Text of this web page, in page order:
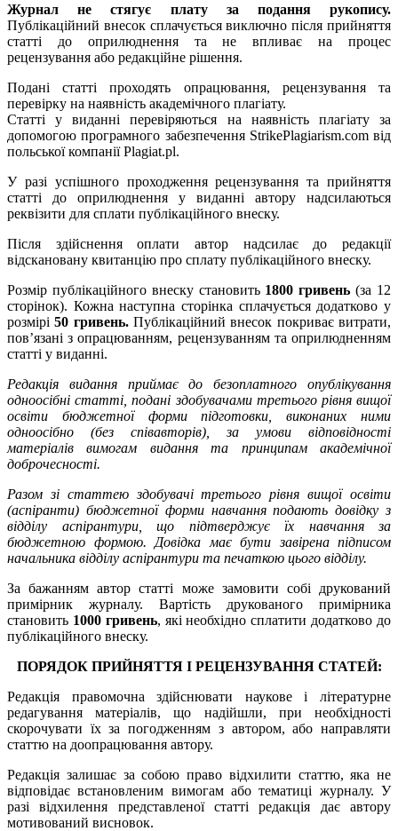
Журнал не стягує плату за подання рукопису.
Публікаційний внесок сплачується виключно після прийняття
статті до оприлюднення та не впливає на процес
рецензування або редакційне рішення.
Подані статті проходять опрацювання, рецензування та
перевірку на наявність академічного плагіату.
Статті у виданні перевіряються на наявність плагіату за
допомогою програмного забезпечення StrikePlagiarism.com від
польської компанії Plagiat.pl.
У разі успішного проходження рецензування та прийняття
статті до оприлюднення у виданні автору надсилаються
реквізити для сплати публікаційного внеску.
Після здійснення оплати автор надсилає до редакції
відскановану квитанцію про сплату публікаційного внеску.
Розмір публікаційного внеску становить 1800 гривень (за 12
сторінок). Кожна наступна сторінка сплачується додатково у
розмірі50 гривень.Публікаційний внесок покриває витрати,
пов’язані з опрацюванням, рецензуванням та оприлюдненням
статті у виданні.
Редакція видання приймає до безоплатного опублікування
одноосібні статті, подані здобувачами третього рівня вищої
освіти бюджетної форми підготовки, виконаних ними
одноосібно (без співавторів), за умови відповідності
матеріалів вимогам видання та принципам академічної
доброчесності.
Разом зі статтею здобувачі третього рівня вищої освіти
(аспіранти) бюджетної форми навчання подають довідку з
відділу аспірантури, що підтверджує їх навчання за
бюджетною формою. Довідка має бути завірена підписом
начальника відділу аспірантури та печаткою цього відділу.
За бажанням автор статті може замовити собі друкований
примірник журналу. Вартість друкованого примірника
становить 1000 гривень, які необхідно сплатити додатково до
публікаційного внеску.
ПОРЯДОК ПРИЙНЯТТЯ І РЕЦЕНЗУВАННЯ СТАТЕЙ:
Редакція правомочна здійснювати наукове і літературне
редагування матеріалів, що надійшли, при необхідності
скорочувати їх за погодженням з автором, або направляти
статтю на доопрацювання автору.
Редакція залишає за собою право відхилити статтю, яка не
відповідає встановленим вимогам або тематиці журналу. У
разі відхилення представленої статті редакція дає автору
мотивований висновок.